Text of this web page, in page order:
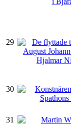
29
30
31